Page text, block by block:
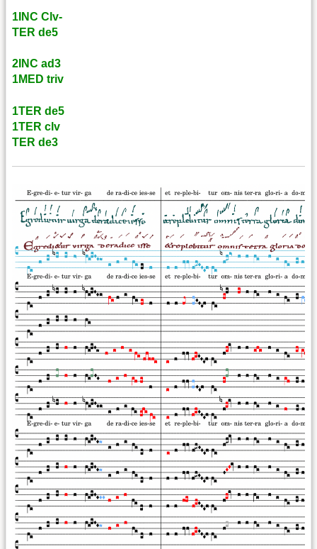
1INC Clv-
TER de5
2INC ad3
1MED triv
1TER de5
1TER clv
TER de3